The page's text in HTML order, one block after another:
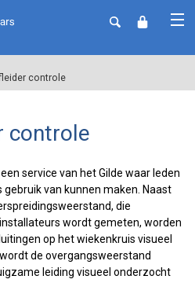
controle
controle
service van het Gilde waar leden
gebruik van kunnen maken. Naast
die
wordt gemeten, worden
op het wiekenkruis visueel
de overgangsweerstand
leiding visueel onderzocht